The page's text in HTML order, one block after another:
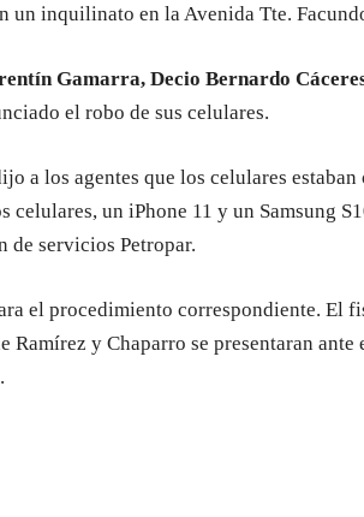
un inquilinato en la Avenida Tte.
Gamarra, Decio Bernardo
el robo de sus celulares.
a los agentes que los celulares
celulares, un iPhone 11 y un Samsung
de servicios Petropar.
el procedimiento correspondiente. El
Ramírez y Chaparro se presentaran